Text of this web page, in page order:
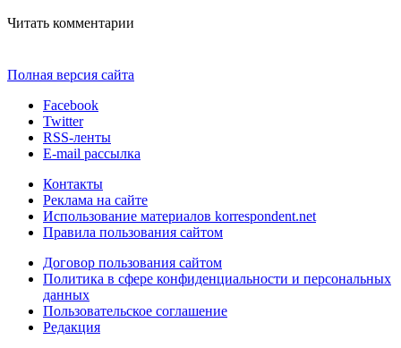
Читать комментарии
Полная версия сайта
Facebook
Twitter
RSS-ленты
E-mail рассылка
Контакты
Реклама на сайте
Использование материалов korrespondent.net
Правила пользования сайтом
Договор пользования сайтом
Политика в сфере конфиденциальности и персональных
данных
Пользовательское соглашение
Редакция